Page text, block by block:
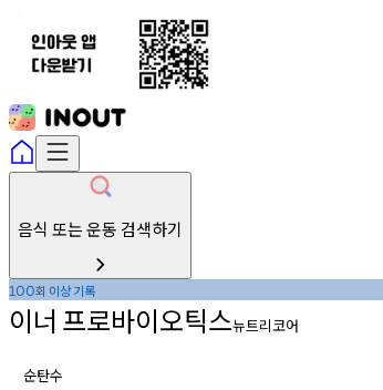
음식 또는 운동 검색하기
100회 이상기록
이너 프로바이오틱스뉴트리코어
순탄수